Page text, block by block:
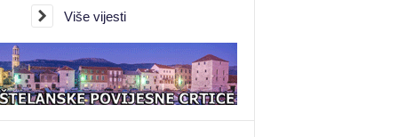
Više vijesti